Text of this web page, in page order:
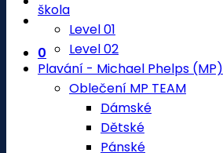
0
škola
Level 01
Level 02
Plavání - Michael Phelps (MP)
Oblečení MP TEAM
Dámské
Dětské
Pánské